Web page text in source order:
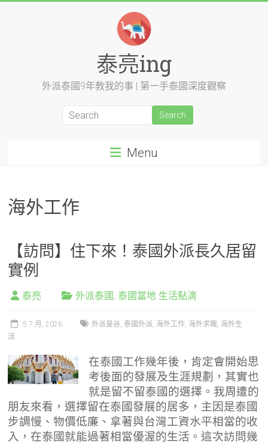
泰亮ing
外派泰國9年教我的事 | 第一手泰國深度觀察
Menu
海外工作
【訪問】住下來！泰國外派長久居留
實例
泰亮 外派泰國,泰國當地 生活點滴
5 7 月, 2026 外派曼谷,泰國外派, 海外工作, 海外求職, 海外生
活
在泰國工作幾年後，肯定會開始思
考後面的發展及生涯規劃，其實也
就是留不留泰國的選擇。我周遭的
朋友來看，選擇留在泰國發展的居多，主因是泰國
步調慢、物價低廉、拿著與台灣工資水平相當的收
入，在泰國就能過著相當優渥的生活。這次訪問幾